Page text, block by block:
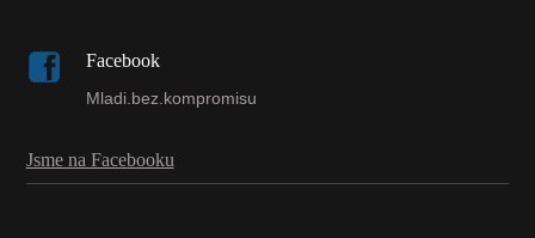
Facebook
Mladi.bez.kompromisu
Jsme na Facebooku